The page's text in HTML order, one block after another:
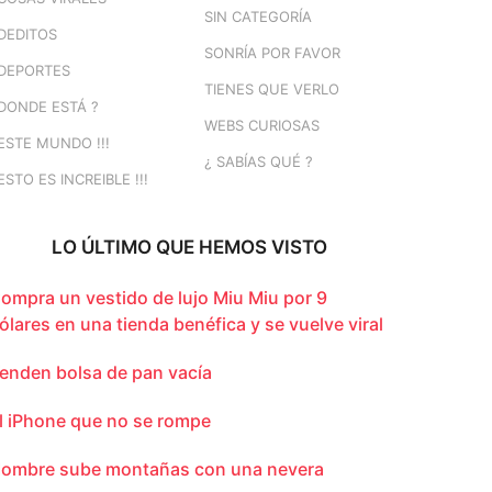
ESTÁ ?
MUNDO !!!
ES INCREIBLE !!!
SIN CATEGORÍA
SONRÍA POR FAVOR
TIENES QUE VERLO
WEBS CURIOSAS
¿ SABÍAS QUÉ ?
LO ÚLTIMO QUE HEMOS VISTO
un vestido de lujo Miu Miu por 9
en una tienda benéfica y se vuelve viral
bolsa de pan vacía
iPhone que no se rompe
sube montañas con una nevera